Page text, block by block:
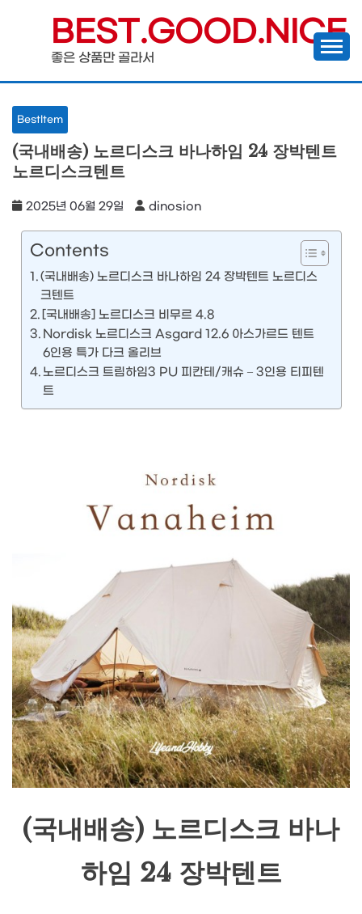
content
BEST.GOOD.NICE
좋은 상품만 골라서
BestItem
(국내배송) 노르디스크 바나하임 24 장박텐트
노르디스크텐트
2025년 06월 29일 dinosion
Contents
(국내배송) 노르디스크 바나하임 24 장박텐트 노르디스
크텐트
[국내배송] 노르디스크 비무르 4.8
Nordisk 노르디스크 Asgard 12.6 아스가르드 텐트
6인용 특가 다크 올리브
노르디스크 트림하임3 PU 피칸테/캐슈 – 3인용 티피텐
트
(국내배송) 노르디스크 바나
하임 24 장박텐트